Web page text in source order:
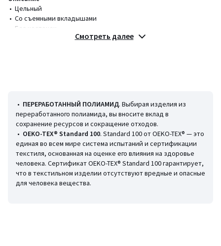
• Цельный
• Со съемными вкладышами
• Без косточек
• Регулируемые бретели
изделия
Цвета Хаки
Размеры 2(M)
Смотреть далее
• ПЕРЕРАБОТАННЫЙ ПОЛИАМИД. Выбирая изделия из
переработанного полиамида, вы вносите вклад в
сохранение ресурсов и сокращение отходов.
• OEKO-TEX® Standard 100. Standard 100 от OEKO-TEX® — это
единая во всем мире система испытаний и сертификации
текстиля, основанная на оценке его влияния на здоровье
человека. Сертификат OEKO-TEX® Standard 100 гарантирует,
что в текстильном изделии отсутствуют вредные и опасные
для человека вещества.